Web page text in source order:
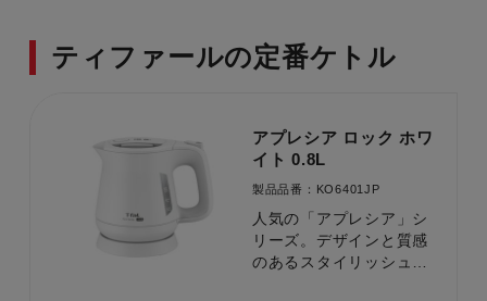
ティファールの定番ケトル
アプレシア ロック ホワ
イト 0.8L
製品品番：KO6401JP
人気の「アプレシア」シ
リーズ。デザインと質感
のあるスタイリッシュな